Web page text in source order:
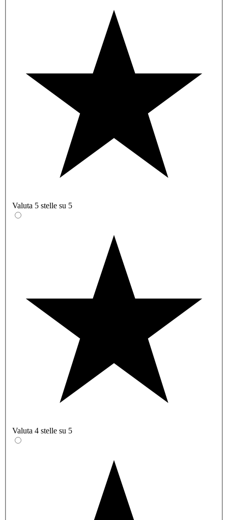
Valuta 5 stelle su 5
Valuta 4 stelle su 5